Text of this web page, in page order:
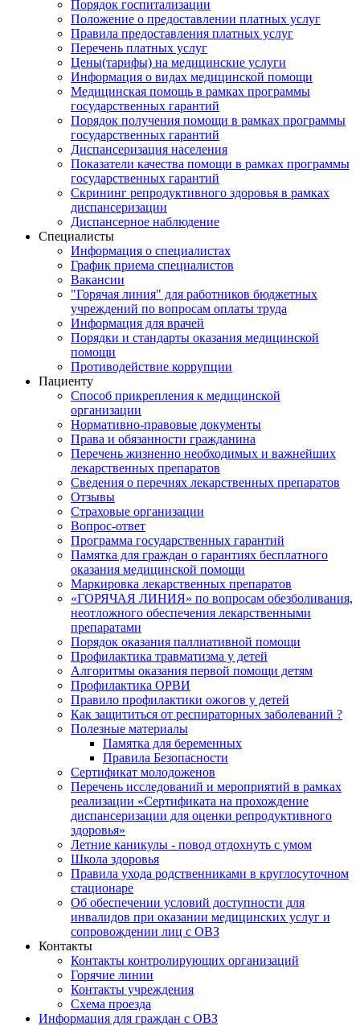
Порядок госпитализации
Положение о предоставлении платных услуг
Правила предоставления платных услуг
Перечень платных услуг
Цены(тарифы) на медицинские услуги
Информация о видах медицинской помощи
Медицинская помощь в рамках программы
государственных гарантий
Порядок получения помощи в рамках программы
государственных гарантий
Диспансеризация населения
Показатели качества помощи в рамках программы
государственных гарантий
Скрининг репродуктивного здоровья в рамках
диспансеризации
Диспансерное наблюдение
Специалисты
Информация о специалистах
График приема специалистов
Вакансии
"Горячая линия" для работников бюджетных
учреждений по вопросам оплаты труда
Информация для врачей
Порядки и стандарты оказания медицинской
помощи
Противодействие коррупции
Пациенту
Способ прикрепления к медицинской
организации
Нормативно-правовые документы
Права и обязанности гражданина
Перечень жизненно необходимых и важнейших
лекарственных препаратов
Сведения о перечнях лекарственных препаратов
Отзывы
Страховые организации
Вопрос-ответ
Программа государственных гарантий
Памятка для граждан о гарантиях бесплатного
оказания медицинской помощи
Маркировка лекарственных препаратов
«ГОРЯЧАЯ ЛИНИЯ» по вопросам обезболивания,
неотложного обеспечения лекарственными
препаратами
Порядок оказания паллиативной помощи
Профилактика травматизма у детей
Алгоритмы оказания первой помощи детям
Профилактика ОРВИ
Правило профилактики ожогов у детей
Как защититься от респираторных заболеваний ?
Полезные материалы
Памятка для беременных
Правила Безопасности
Сертификат молодоженов
Перечень исследований и мероприятий в рамках
реализации «Сертификата на прохождение
диспансеризации для оценки репродуктивного
здоровья»
Летние каникулы - повод отдохнуть с умом
Школа здоровья
Правила ухода родственниками в круглосуточном
стационаре
Об обеспечении условий доступности для
инвалидов при оказании медицинских услуг и
сопровождении лиц с ОВЗ
Контакты
Контакты контролирующих организаций
Горячие линии
Контакты учреждения
Схема проезда
Информация для граждан с ОВЗ